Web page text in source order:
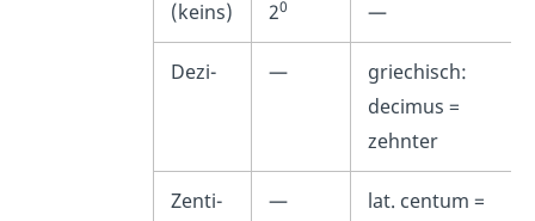
(keins) 20 —
Dezi- —
griechisch:
decimus =
zehnter
Zenti- — lat. centum =